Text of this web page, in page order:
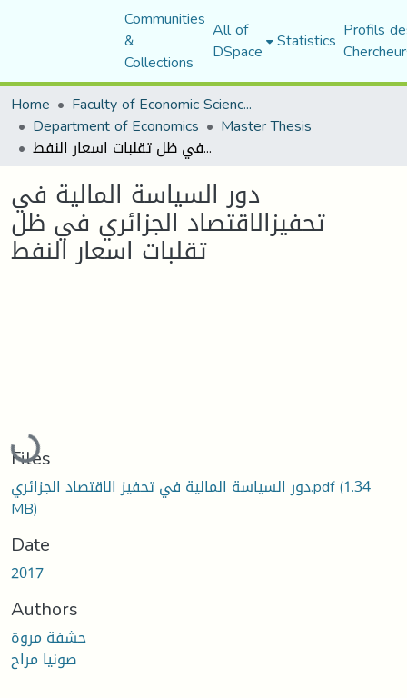
Communities
&
Collections
All of
DSpace Statistics Profils
Home
Faculty of Economic Sciences, Commerce and Management Sciences
Department of Economics Master Thesis
دور السياسة المالية في تحفيزالاقتصاد الجزائري في ظل تقلبات اسعار النفط
دور السياسة المالية في
تحفيزالاقتصاد الجزائري في ظل
تقلبات اسعار النفط
Loading...
Files
دور السياسة المالية في تحفيز الاقتصاد الجزائري.pdf(1.34
MB)
Date
2017
Authors
حشفة مروة
صونيا مراح